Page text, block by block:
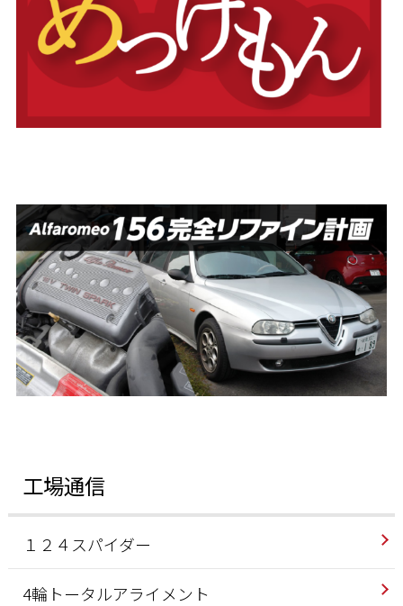
工場通信
１２４スパイダー
4輪トータルアライメント